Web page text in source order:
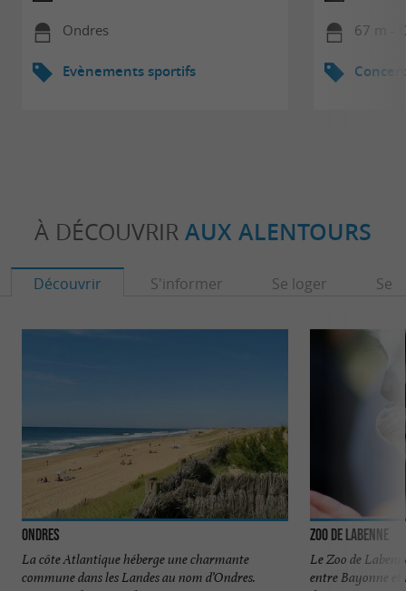
Ondres
Evènements sportifs
67 m -
À DÉCOUVRIR AUX ALENTOURS
Découvrir S'informer Se loger Se
Ondres
La côte Atlantique héberge une charmante
commune dans les Landes au nom d’Ondres.
Zoo de Labenne
Le Zoo de
entre Bayonne et